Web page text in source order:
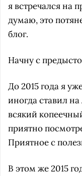
я встречался на
думаю, это
блог.
Начну с
До 2015 года я
иногда ставил
всякий
приятно
Приятное с
В этом же 2015